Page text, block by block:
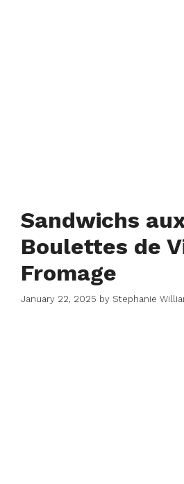
Sandwichs
Boulettes de
Fromage
January 22, 2025 by Stephanie